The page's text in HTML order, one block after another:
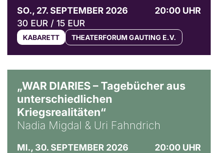
SO., 27. SEPTEMBER 2026
20:00 UHR
30 EUR / 15 EUR
KABARETT THEATERFORUM GAUTING E.V.
„WAR DIARIES – Tagebücher aus
unterschiedlichen
Kriegsrealitäten“
Nadia Migdal & Uri Fahndrich
MI., 30. SEPTEMBER 2026
20:00 UHR